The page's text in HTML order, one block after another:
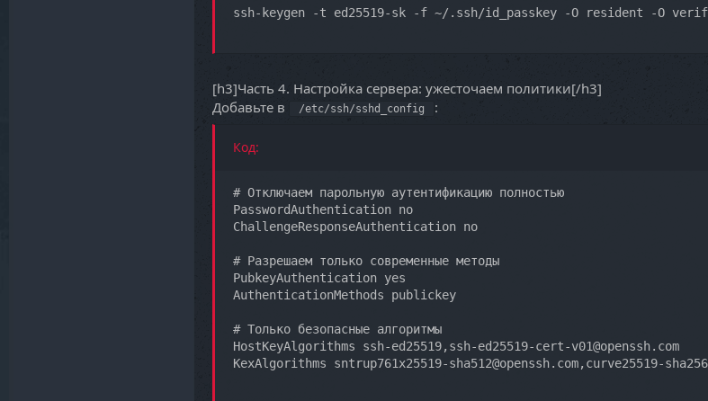
ssh-keygen -t ed25519-sk -f ~/.ssh/id_passkey -O resident -O
[h3]Часть 4. Настройка сервера: ужесточаем политики[/h3]
Добавьте в
/etc/ssh/sshd_config :
Код:
# Отключаем парольную аутентификацию полностью
PasswordAuthentication no
ChallengeResponseAuthentication no
# Разрешаем только современные методы
PubkeyAuthentication yes
AuthenticationMethods publickey
# Только безопасные алгоритмы
HostKeyAlgorithms ssh-ed25519,ssh-ed25519-cert-v01@openssh.com
KexAlgorithms sntrup761x25519-sha512@openssh.com,curve25519-sha256